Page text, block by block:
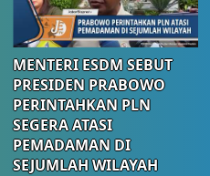
MENTERI ESDM SEBUT
PRESIDEN PRABOWO
PERINTAHKAN PLN
SEGERA ATASI
PEMADAMAN DI
SEJUMLAH WILAYAH